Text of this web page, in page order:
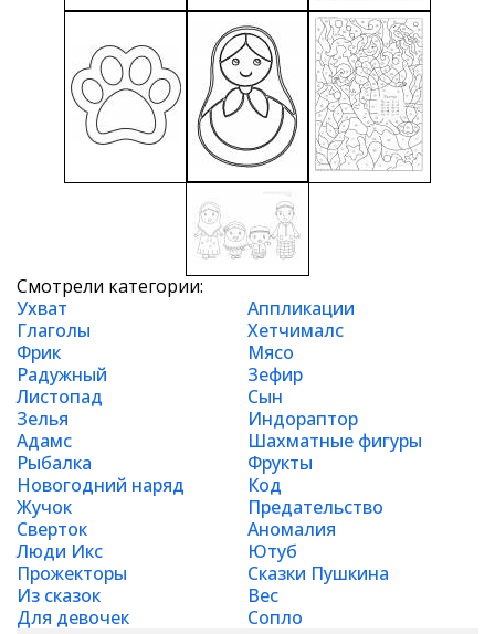
Смотрели категории:
Ухват
Аппликации
Глаголы
Хетчималс
Фрик
Мясо
Радужный
Зефир
Листопад
Сын
Зелья
Индораптор
Адамс
Шахматные фигуры
Рыбалка
Фрукты
Новогодний наряд
Код
Жучок
Предательство
Сверток
Аномалия
Люди Икс
Ютуб
Прожекторы
Сказки Пушкина
Из сказок
Вес
Для девочек
Сопло